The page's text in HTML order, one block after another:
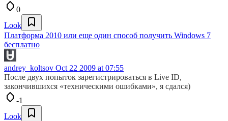
0
Look
Платформа 2010 или еще один способ получить Windows 7
бесплатно
andrey_koltsov Oct 22 2009 at 07:55
После двух попыток зарегистрироваться в Live ID,
закончившихся «техническими ошибками», я сдался)
-1
Look